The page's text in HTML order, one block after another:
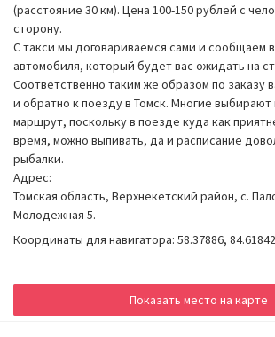
(расстояние 30 км). Цена 100-150 рублей с
сторону.
С такси мы договариваемся сами и сообщаем
автомобиля, который будет вас ожидать на
Соответственно таким же образом по заказу
и обратно к поезду в Томск. Многие выбирают
маршрут, поскольку в поезде куда как
время, можно выпивать, да и расписание
рыбалки.
Адрес:
Томская область, Верхнекетский район, с.
Молодежная 5.
Координаты для навигатора: 58.37886, 84.61842
Показать место на карте